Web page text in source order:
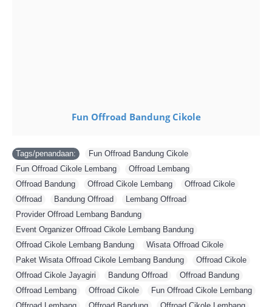
Fun Offroad Bandung Cikole
Tags/penandaan: Fun Offroad Bandung Cikole
Fun Offroad Cikole Lembang
Offroad Lembang
Offroad Bandung
Offroad Cikole Lembang Offroad Cikole
Offroad
Bandung Offroad Lembang Offroad
Provider Offroad Lembang Bandung
Event Organizer Offroad Cikole Lembang Bandung
Offroad Cikole Lembang Bandung
Wisata Offroad Cikole
Paket Wisata Offroad Cikole Lembang Bandung
Offroad Cikole
Offroad Cikole Jayagiri
Bandung Offroad Offroad Bandung
Offroad Lembang
Offroad Cikole Fun Offroad Cikole Lembang